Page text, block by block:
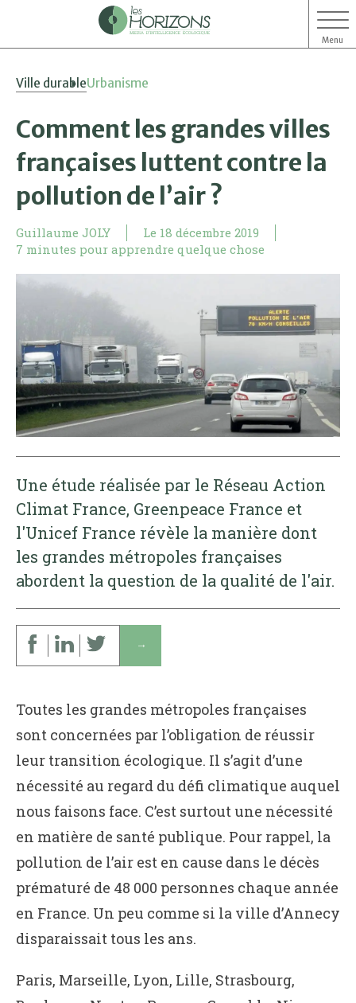
Menu
Ville durableUrbanisme
Comment les grandes villes
françaises luttent contre la
pollution de l’air ?
Guillaume JOLY Le 18 décembre 2019
7 minutes pour apprendre quelque chose
Une étude réalisée par le Réseau Action
Climat France, Greenpeace France et
l'Unicef France révèle la manière dont
les grandes métropoles françaises
abordent la question de la qualité de l'air.
↓
Toutes les grandes métropoles françaises
sont concernées par l’obligation de réussir
leur transition écologique. Il s’agit d’une
nécessité au regard du défi climatique auquel
nous faisons face. C’est surtout une nécessité
en matière de santé publique. Pour rappel, la
pollution de l’air est en cause dans le décès
prématuré de 48 000 personnes chaque année
en France. Un peu comme si la ville d’Annecy
disparaissait tous les ans.
Paris, Marseille, Lyon, Lille, Strasbourg,